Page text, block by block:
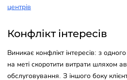
центрів
Конфлікт інтересів
Виникає конфлікт інтересів: з
на меті скоротити витрати шляхом
обслуговування. З іншого боку